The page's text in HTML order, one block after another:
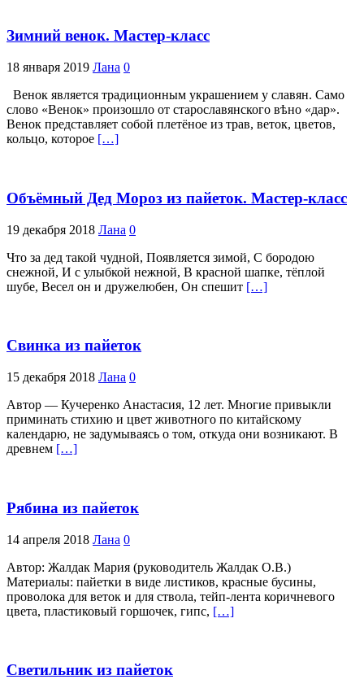
Зимний венок. Мастер-класс
18 января 2019 Лана 0
Венок является традиционным украшением у славян. Само
слово «Венок» произошло от старославянского вѣно «дар».
Венок представляет собой плетёное из трав, веток, цветов,
кольцо, которое […]
Объёмный Дед Мороз из пайеток. Мастер-класс
19 декабря 2018 Лана 0
Что за дед такой чудной, Появляется зимой, С бородою
снежной, И с улыбкой нежной, В красной шапке, тёплой
шубе, Весел он и дружелюбен, Он спешит […]
Свинка из пайеток
15 декабря 2018 Лана 0
Автор — Кучеренко Анастасия, 12 лет. Многие привыкли
приминать стихию и цвет животного по китайскому
календарю, не задумываясь о том, откуда они возникают. В
древнем […]
Рябина из пайеток
14 апреля 2018 Лана 0
Автор: Жалдак Мария (руководитель Жалдак О.В.)
Материалы: пайетки в виде листиков, красные бусины,
проволока для веток и для ствола, тейп-лента коричневого
цвета, пластиковый горшочек, гипс, […]
Светильник из пайеток